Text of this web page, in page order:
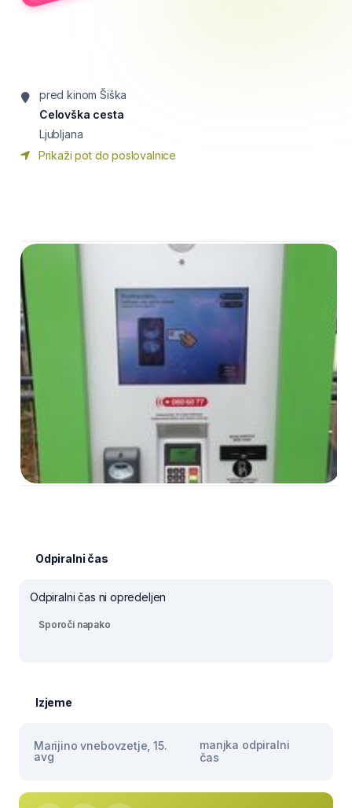
pred kinom Šiška
Celovška cesta
Ljubljana
Prikaži pot do poslovalnice
Odpiralni čas
Odpiralni čas ni opredeljen
Sporoči napako
Izjeme
Marijino vnebovzetje, 15.
avg
manjka odpiralni
čas